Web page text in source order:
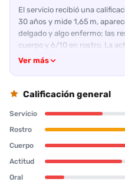
El servicio recibió una
30 años y mide 1,65 m,
delgado y algo enfermo; las
cuerpo y 6/10 en rostro. La
diálogo, actitud grosera y
lo que esperaba para un
buscan algo más dinámico y
Los patrones más evidentes
Ver más
Calificación general
Servicio
Rostro
Cuerpo
Actitud
Oral